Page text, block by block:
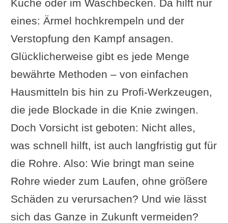
Küche oder im Waschbecken. Da hilft nur
eines: Ärmel hochkrempeln und der
Verstopfung den Kampf ansagen.
Glücklicherweise gibt es jede Menge
bewährte Methoden – von einfachen
Hausmitteln bis hin zu Profi-Werkzeugen,
die jede Blockade in die Knie zwingen.
Doch Vorsicht ist geboten: Nicht alles,
was schnell hilft, ist auch langfristig gut für
die Rohre. Also: Wie bringt man seine
Rohre wieder zum Laufen, ohne größere
Schäden zu verursachen? Und wie lässt
sich das Ganze in Zukunft vermeiden?